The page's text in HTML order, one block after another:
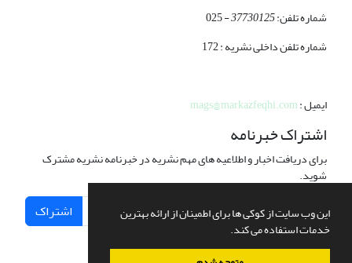
این وب سایت از کوکی ها برای اطمینان از ارائه بهترین
خدمات استفاده می کند.
شماره تلفن:37730125
- 025
شماره تلفن داخلی نشریه : 172
ایمیل :mags@markazfeqhi.com
اشتراک خبرنامه
برای دریافت اخبار و اطلاعیه های مهم نشریه در خبرنامه نشریه مشترک
شوید.
اشتراک